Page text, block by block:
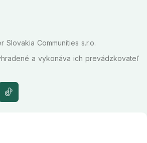
Communities s.r.o.
a vykonáva ich prevádzkovateľ